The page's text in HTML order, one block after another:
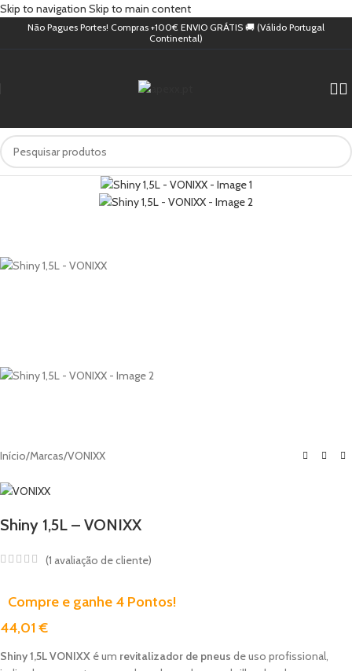
Skip to navigation Skip to main content
Não Pagues Portes! Compras +100€ ENVIO GRÁTIS 🚚 (Válido Portugal
Continental)
Início/Marcas/VONIXX
Shiny 1,5L – VONIXX
(1 avaliação de cliente)
Compre e ganhe 4 Pontos!
44,01€
Shiny 1,5L VONIXX é um revitalizador de pneus de uso profissional,